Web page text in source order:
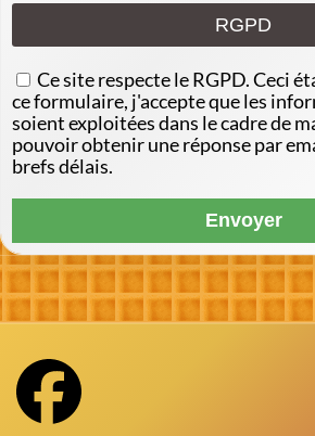
RGPD
Ce site respecte le RGPD. Ceci
ce formulaire, j'accepte que les
soient exploitées dans le cadre de
pouvoir obtenir une réponse par
brefs délais.